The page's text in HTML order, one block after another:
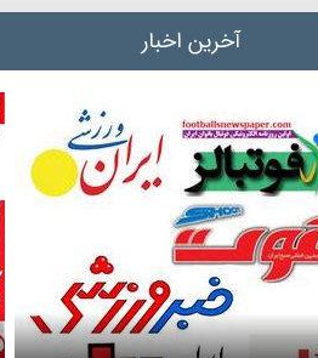
آخرین اخبار